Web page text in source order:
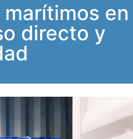
en
directo y